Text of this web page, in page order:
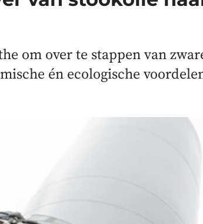
om over te stappen van
én ecologische